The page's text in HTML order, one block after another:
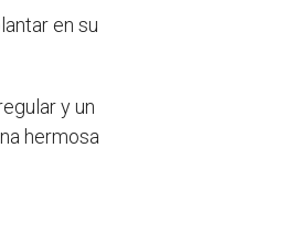
en su
y un
hermosa